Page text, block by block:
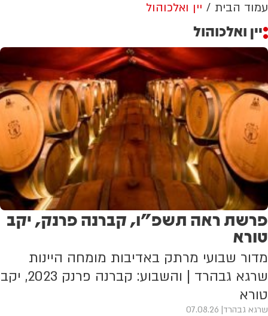
עמוד הבית יין ואלכוהול
יין ואלכוהול
פרשת ראה תשפ"ו, קברנה פרנק, יקב
טורא
מדור שבועי מרתק באדיבות מומחה היינות
שרגא גבהרד | והשבוע: קברנה פרנק 2023, יקב
טורא
שרגא גבהרד 07.08.26